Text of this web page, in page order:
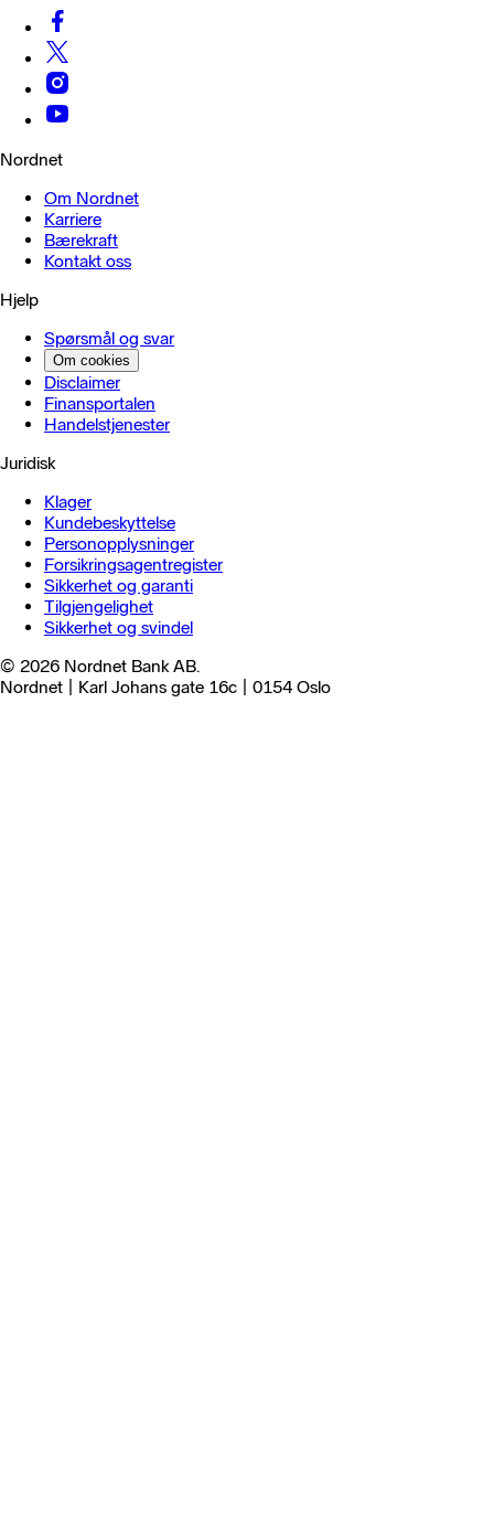
Nordnet
Om Nordnet
Karriere
Bærekraft
Kontakt oss
Hjelp
Spørsmål og svar
Om cookies
Disclaimer
Finansportalen
Handels­tjenester
Juridisk
Klager
Kundebeskyttelse
Personopplysninger
Forsikringsagentregister
Sikkerhet og garanti
Tilgjengelighet
Sikkerhet og svindel
© 2026 Nordnet Bank AB.
Nordnet | Karl Johans gate 16c | 0154 Oslo